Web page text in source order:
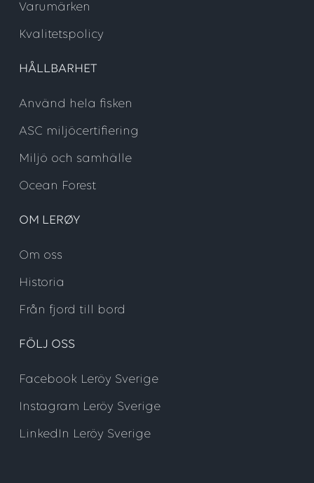
Varumärken
Kvalitetspolicy
HÅLLBARHET
Använd hela fisken
ASC miljöcertifiering
Miljö och samhälle
Ocean Forest
OM LERØY
Om oss
Historia
Från fjord till bord
FÖLJ OSS
Facebook Leröy Sverige
Instagram Leröy Sverige
LinkedIn Leröy Sverige